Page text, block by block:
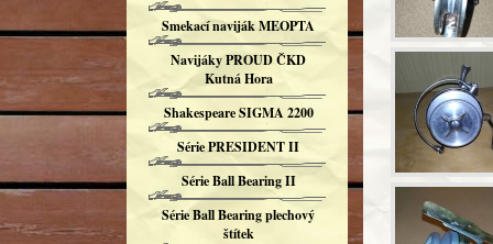
Smekací naviják MEOPTA
Navijáky PROUD ČKD
Kutná Hora
Shakespeare SIGMA 2200
Série PRESIDENT II
Série Ball Bearing II
Série Ball Bearing plechový
štítek